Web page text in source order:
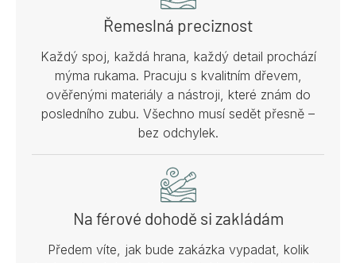
Řemeslná preciznost
Každý spoj, každá hrana, každý detail prochází
mýma rukama. Pracuju s kvalitním dřevem,
ověřenými materiály a nástroji, které znám do
posledního zubu. Všechno musí sedět přesně –
bez odchylek.
Na férové dohodě si zakládám
Předem víte, jak bude zakázka vypadat, kolik